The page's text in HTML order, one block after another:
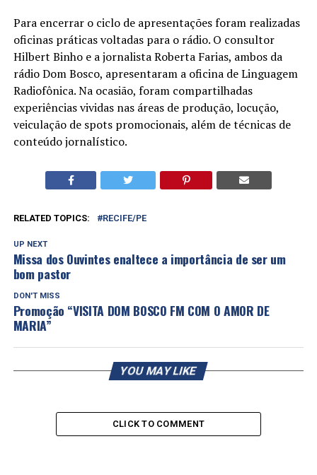
Para encerrar o ciclo de apresentações foram realizadas
oficinas práticas voltadas para o rádio. O consultor
Hilbert Binho e a jornalista Roberta Farias, ambos da
rádio Dom Bosco, apresentaram a oficina de Linguagem
Radiofônica. Na ocasião, foram compartilhadas
experiências vividas nas áreas de produção, locução,
veiculação de spots promocionais, além de técnicas de
conteúdo jornalístico.
RELATED TOPICS: RECIFE/PE
UP NEXT
Missa dos Ouvintes enaltece a importância de ser um
bom pastor
DON'T MISS
Promoção “VISITA DOM BOSCO FM COM O AMOR DE
MARIA”
YOU MAY LIKE
CLICK TO COMMENT